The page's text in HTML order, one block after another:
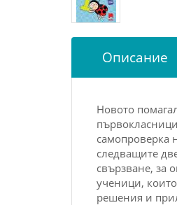
Описание
Новото
самопроверка
следващите
свързване, за
ученици,
решения и